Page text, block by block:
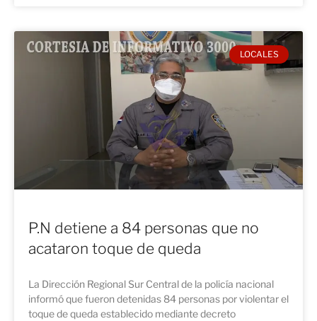
LOCALES
P.N detiene a 84 personas que no
acataron toque de queda
La Dirección Regional Sur Central de la policía nacional
informó que fueron detenidas 84 personas por violentar el
toque de queda establecido mediante decreto